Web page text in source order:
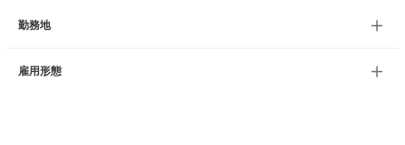
勤務地
雇用形態